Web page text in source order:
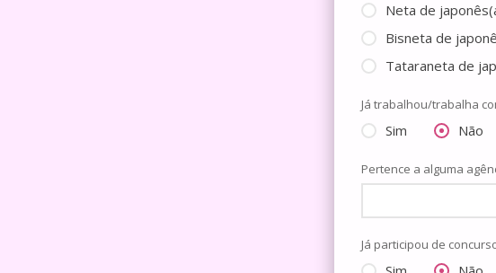
Neta de
Bisneta de
Tataraneta de
Já trabalhou/trabalha
Sim Não
Pertence a alguma
Já participou de